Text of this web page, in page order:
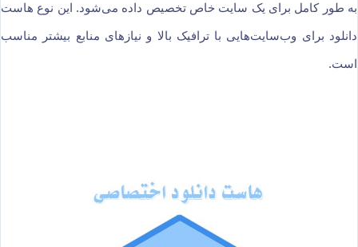
به طور کامل برای یک سایت خاص تخصیص داده می‌شود. این نوع هاست
دانلود برای وب‌سایت‌هایی با ترافیک بالا و نیازهای منابع بیشتر مناسب
است.